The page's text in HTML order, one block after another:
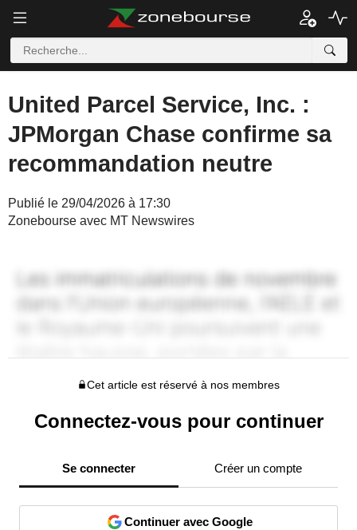
United Parcel Service, Inc. :
JPMorgan Chase confirme sa
recommandation neutre
Publié le 29/04/2026 à 17:30
Zonebourse avec MT Newswires
Cet article est réservé à nos membres
Connectez-vous pour continuer
Se connecter Créer un compte
Continuer avec Google